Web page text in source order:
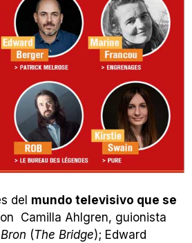
del mundo televisivo que se
Camilla Ahlgren, guionista
Bron (The Bridge); Edward